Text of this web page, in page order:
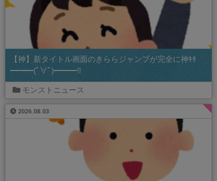
【神】新タイトル画面のきららジャンプが完全に神ｷﾀ
━━━(ﾟ∀ﾟ)━━━!!
モンストニュース
2026.08.03